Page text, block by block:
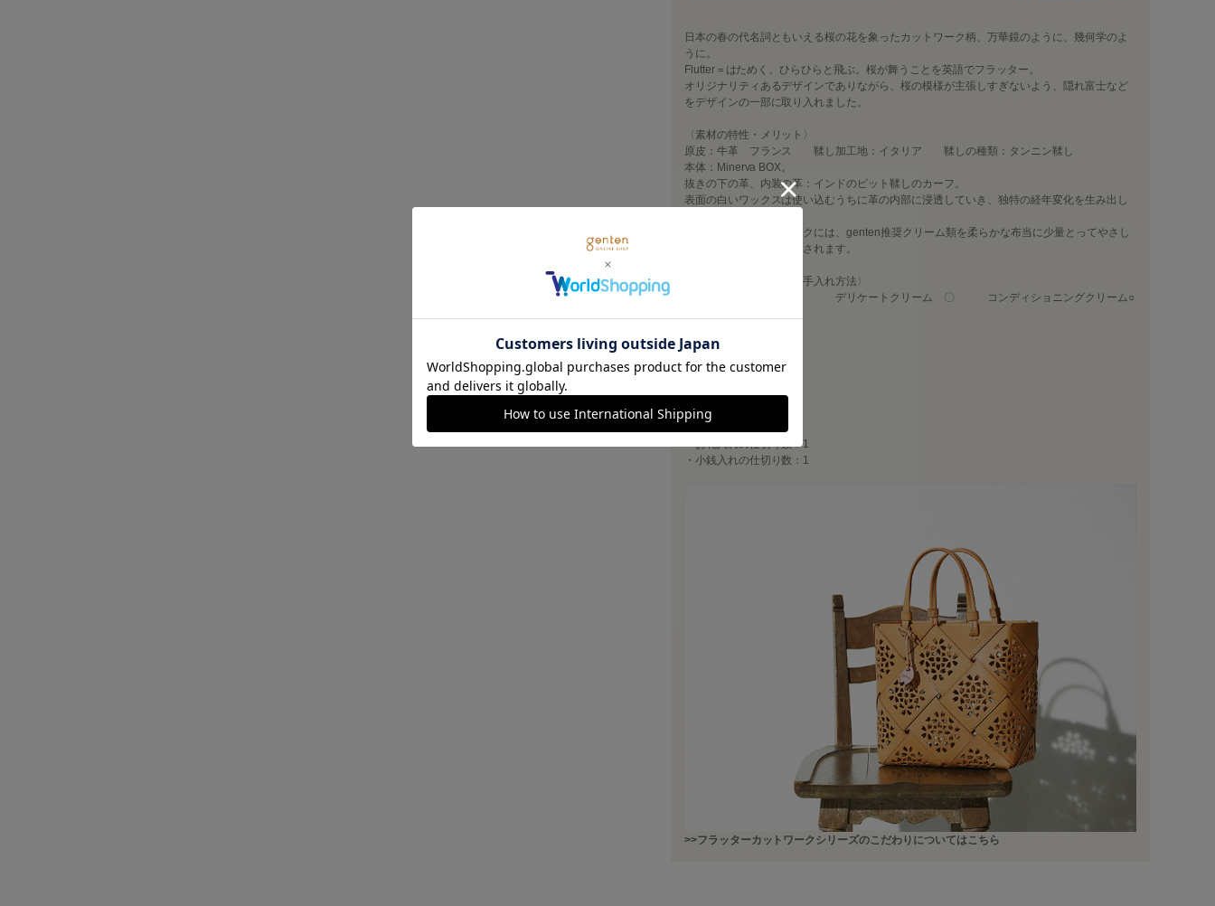
日本の春の代名詞ともいえる桜の花を象ったカットワーク柄、万華鏡のように、幾何学のよ
うに。
Flutter＝はためく、ひらひらと飛ぶ。桜が舞うことを英語でフラッター。
オリジナリティあるデザインでありながら、桜の模様が主張しすぎないよう、隠れ富士など
をデザインの一部に取り入れました。
〈素材の特性・メリット〉
原皮：牛革 フランス 鞣し加工地：イタリア 鞣しの種類：タンニン鞣し
本体：Minerva BOX。
抜きの下の革、内装の革：インドのピット鞣しのカーフ。
表面の白いワックスは使い込むうちに革の内部に浸透していき、独特の経年変化を生み出し
浅い爪傷やチョークマークには、genten推奨クリーム類を柔らかな布当に少量とってやさし
く拭くと、ある程度軽減されます。
〈取り扱い上の注意・お手入れ方法〉
革： アメダス 〇 デリケートクリーム 〇 コンディショニングクリーム○
・横幅（W）：19.5cm
・高さ（H）：9.5cm
・重さ：105g
・カードポケット数：8
・お札入れの仕切り数：1
・小銭入れの仕切り数：1
>>フラッターカットワークシリーズのこだわりについてはこちら